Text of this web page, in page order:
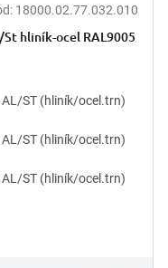
18000.02.77.032.010
hliník-ocel RAL9005
ST (hliník/ocel.trn)
ST (hliník/ocel.trn)
ST (hliník/ocel.trn)